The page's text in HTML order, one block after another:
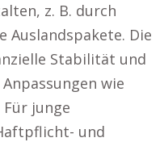
z. B. durch
Auslandspakete. Die
Stabilität und
wie
Für junge
und